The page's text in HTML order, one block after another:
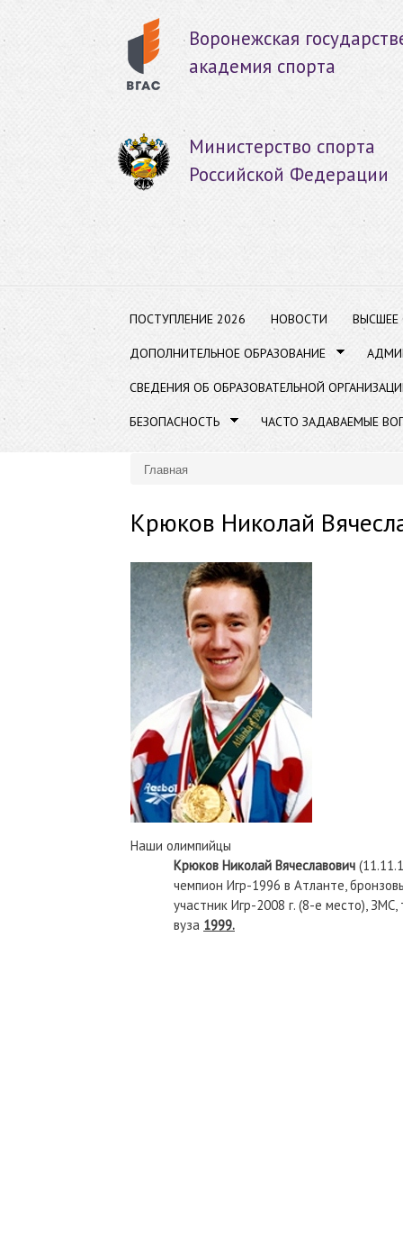
Воронежская
академия спорта
Министерство спорта
Российской Федерации
ПОСТУПЛЕНИЕ 2026 НОВОСТИ ВЫСШЕЕ
ДОПОЛНИТЕЛЬНОЕ ОБРАЗОВАНИЕ
СВЕДЕНИЯ ОБ ОБРАЗОВАТЕЛЬНОЙ
БЕЗОПАСНОСТЬ ЧАСТО ЗАДАВАЕМЫЕ
Вы здесь
Главная
Крюков Николай
Наши олимпийцы
Крюков Николай Вячеславович
чемпион Игр-1996 в Атланте,
участник Игр-2008 г. (8-е место),
вуза 1999.